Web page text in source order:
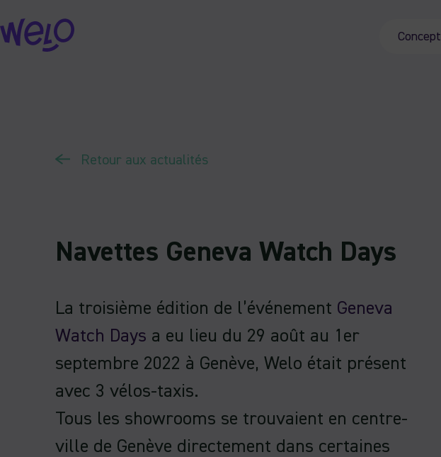
Skip
to
Concept
Retour aux actualités
Navettes Geneva Watch Days
La troisième édition de l’événement Geneva
Watch Days a eu lieu du 29 août au 1er
septembre 2022 à Genève, Welo était présent
avec 3 vélos-taxis.
Tous les showrooms se trouvaient en centre-
ville de Genève directement dans certaines